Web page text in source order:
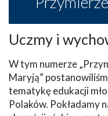
Uczmy i
W tym numerze
Maryją”
tematykę edukacji
Polaków. Pokładamy